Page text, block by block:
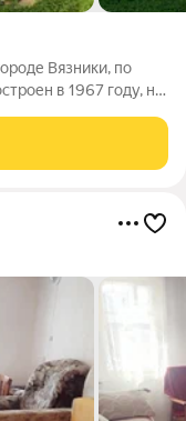
Вязники, по
в 1967 году, но
составляет 96,2